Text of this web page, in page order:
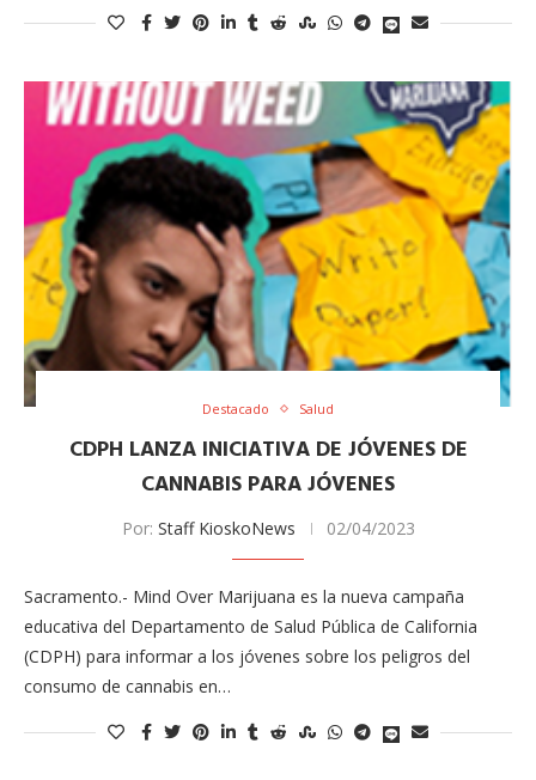
Destacado Salud
CDPH LANZA INICIATIVA DE JÓVENES DE
CANNABIS PARA JÓVENES
Por: Staff KioskoNews 02/04/2023
Sacramento.- Mind Over Marijuana es la nueva campaña
educativa del Departamento de Salud Pública de California
(CDPH) para informar a los jóvenes sobre los peligros del
consumo de cannabis en…